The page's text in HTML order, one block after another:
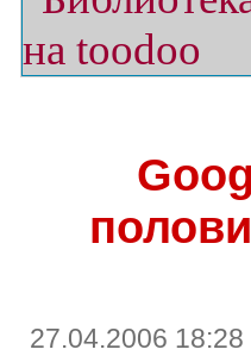
27.04.2006 18:28